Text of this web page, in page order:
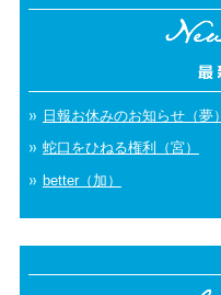
日報お休みのお知らせ（夢）
蛇口をひねる権利（宮）
better（加）